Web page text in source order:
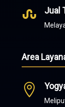
 Jual
Area
